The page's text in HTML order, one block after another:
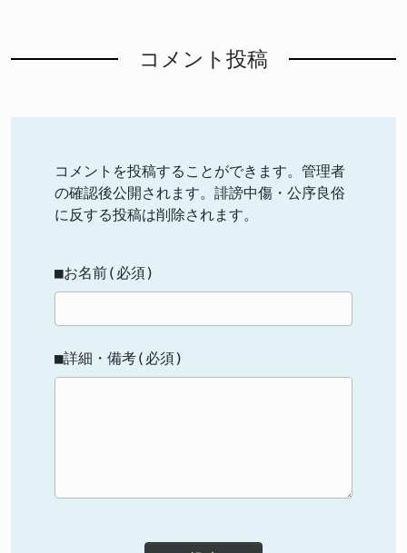
コメント投稿
コメントを投稿することができます。管理者
の確認後公開されます。誹謗中傷・公序良俗
に反する投稿は削除されます。
■お名前(必須)
■詳細・備考(必須)